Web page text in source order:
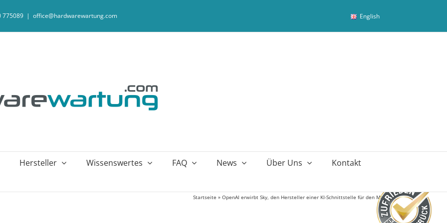
775089 | office@hardwarewartung.com English
Hersteller Wissenswertes FAQ News Über Uns Kontakt
Startseite » OpenAI erwirbt Sky, den Hersteller einer KI-Schnittstelle für den Mac